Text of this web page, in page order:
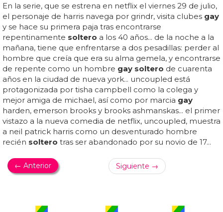
En la serie, que se estrena en netflix el viernes 29 de julio,
el personaje de harris navega por grindr, visita clubes gay
y se hace su primera paja tras encontrarse
repentinamente soltero a los 40 años... de la noche a la
mañana, tiene que enfrentarse a dos pesadillas: perder al
hombre que creía que era su alma gemela, y encontrarse
de repente como un hombre gay soltero de cuarenta
años en la ciudad de nueva york... uncoupled está
protagonizada por tisha campbell como la colega y
mejor amiga de michael, así como por marcia gay
harden, emerson brooks y brooks ashmanskas... el primer
vistazo a la nueva comedia de netflix, uncoupled, muestra
a neil patrick harris como un desventurado hombre
recién soltero tras ser abandonado por su novio de 17...
← Anterior Siguiente →